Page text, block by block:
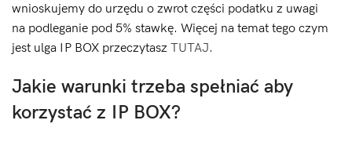
wnioskujemy do urzędu o zwrot części podatku z uwagi
na podleganie pod 5% stawkę. Więcej na temat tego czym
jest ulga IP BOX przeczytasz TUTAJ.
Jakie warunki trzeba spełniać aby
korzystać z IP BOX?